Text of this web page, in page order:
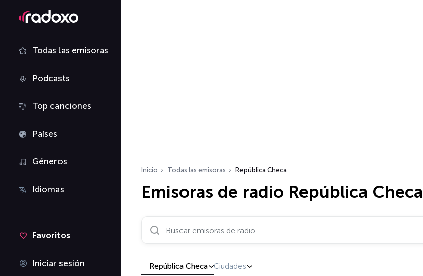
Todas las emisoras
Podcasts
Top canciones
Países
Géneros
Idiomas
Favoritos
Iniciar sesión
Inicio Todas las emisoras República Checa
Emisoras de radio República Checa
Buscar emisoras de radio…
República Checa Ciudades